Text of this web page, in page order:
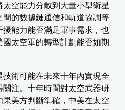
空能力分散到大量小型衛星
間的數據鏈通信和軌道協調等
能力能否滿足軍事需求，也
太空軍的轉型計劃能否如期
術可能在未來十年內實現全
注。十年時間對太空武器研
美方判斷準確，中美在太空